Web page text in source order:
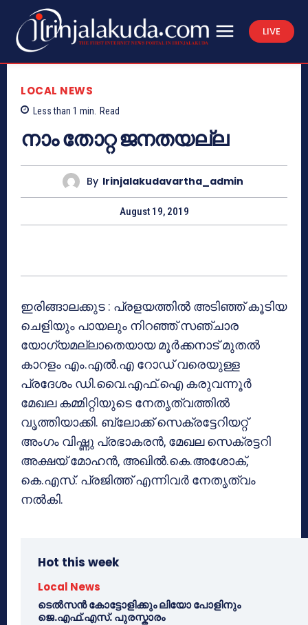
LIVE
LOCAL NEWS
Less than 1 min. Read
നാം തോറ്റ ജനതയല്ല
By Irinjalakudavartha_admin
August 19, 2019
ഇരിങ്ങാലക്കുട : പ്രളയത്തില്‍ അടിഞ്ഞ് കൂടിയ
ചെളിയും പായലും നിറഞ്ഞ് സഞ്ചാര
യോഗ്യമല്ലാതെയായ മൂര്‍ക്കനാട് മുതല്‍
കാറളം എം.എല്‍.എ റോഡ് വരെയുള്ള
പ്രദേശം ഡി.വൈ.എഫ്.ഐ കരുവന്നൂര്‍
മേഖല കമ്മിറ്റിയുടെ നേതൃത്വത്തില്‍
വൃത്തിയാക്കി. ബ്ലോക്ക് സെക്രട്ടേറിയറ്റ്
അംഗം വിഷ്ണു പ്രഭാകരന്‍, മേഖല സെക്രട്ടറി
അക്ഷയ് മോഹന്‍, അഖില്‍.കെ.അശോക്,
കെ.എസ്. പ്രജിത്ത് എന്നിവര്‍ നേതൃത്വം
നല്‍കി.
Hot this week
Local News
ടെൽസൻ കോട്ടോളിക്കും ലിയോ പോളിനും
ജെ.എഫ്.എസ്. പുരസ്കാരം